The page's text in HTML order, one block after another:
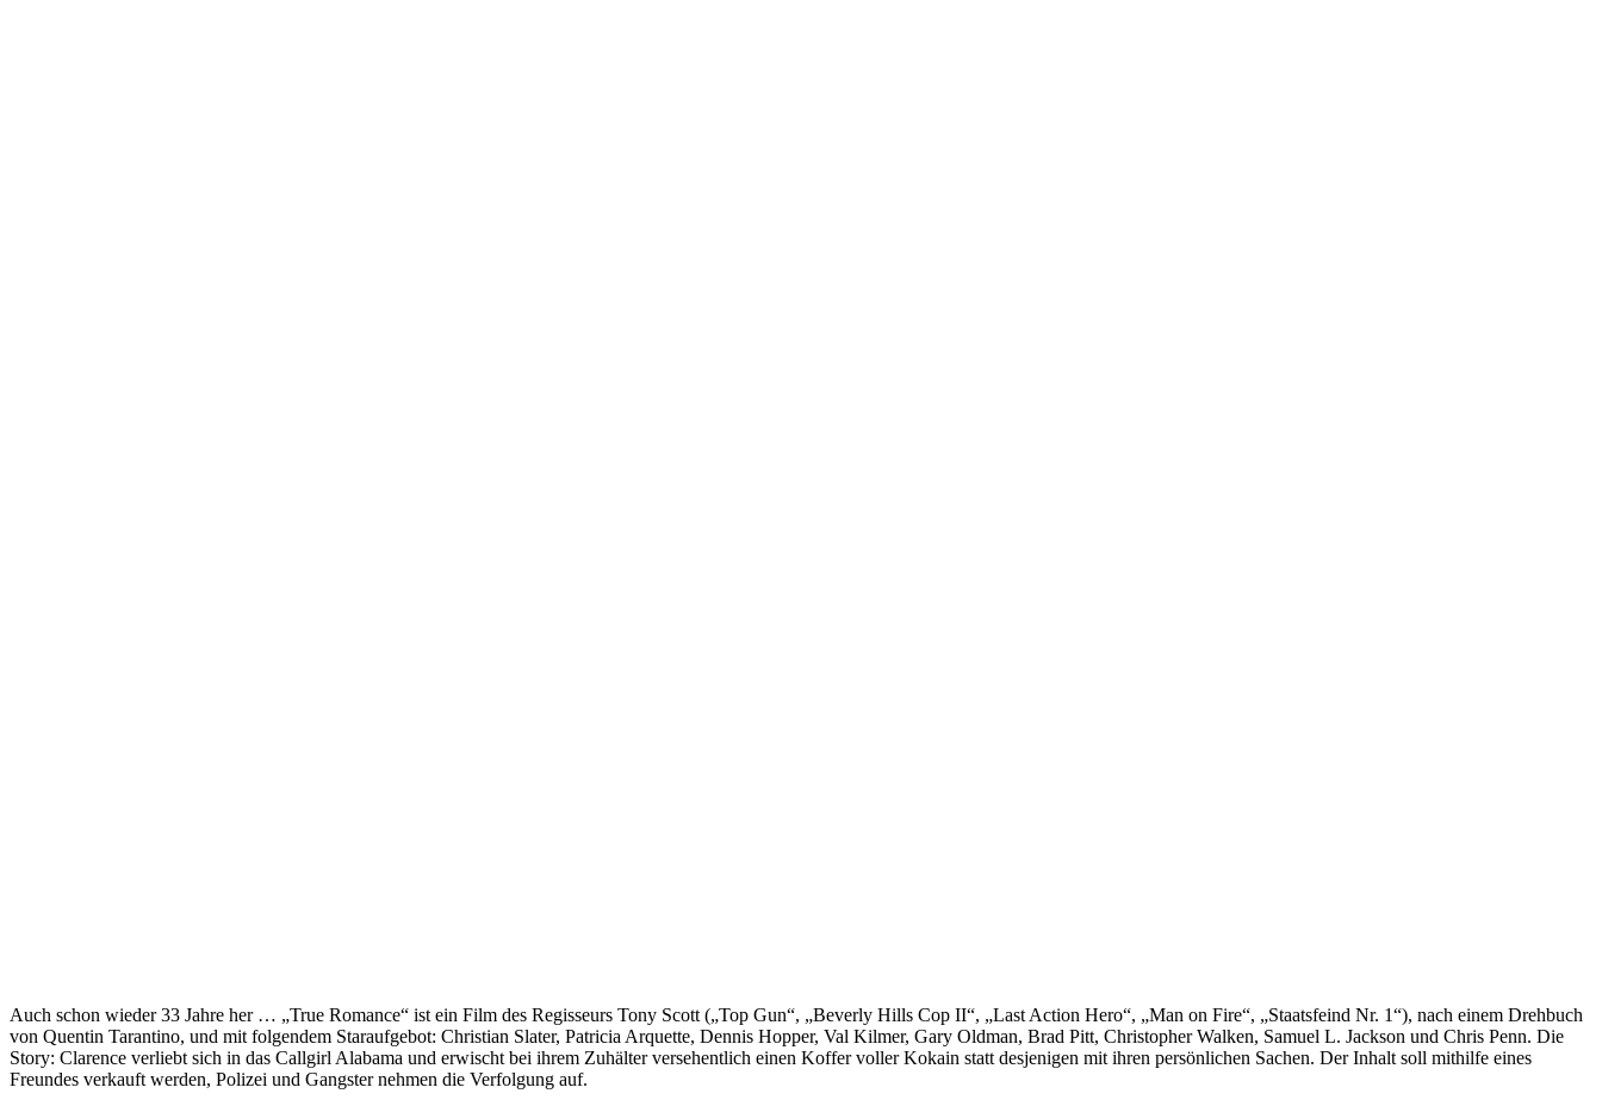
Auch schon wieder 33 Jahre her … „True Romance“ ist ein Film des Regisseurs Tony Scott („Top Gun“, „Beverly Hills Cop II“, „Last Action Hero“, „Man on Fire“, „Staatsfeind Nr. 1“), nach einem Drehbuch
von Quentin Tarantino, und mit folgendem Staraufgebot: Christian Slater, Patricia Arquette, Dennis Hopper, Val Kilmer, Gary Oldman, Brad Pitt, Christopher Walken, Samuel L. Jackson und Chris Penn. Die
Story: Clarence verliebt sich in das Callgirl Alabama und erwischt bei ihrem Zuhälter versehentlich einen Koffer voller Kokain statt desjenigen mit ihren persönlichen Sachen. Der Inhalt soll mithilfe eines
Freundes verkauft werden, Polizei und Gangster nehmen die Verfolgung auf.